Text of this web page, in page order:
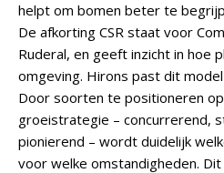
helpt om bomen beter te
De afkorting CSR staat voor
Ruderal, en geeft inzicht in hoe
omgeving. Hirons past dit
Door soorten te positioneren op
groeistrategie – concurrerend,
pionierend – wordt duidelijk
voor welke omstandigheden.